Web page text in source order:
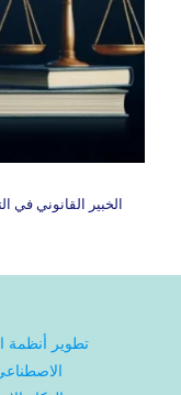
الخبير القانوني في
تطوير أنظمة